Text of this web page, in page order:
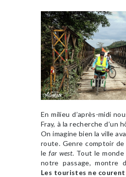
En milieu d’après-midi
Fray, à la recherche d’un
On imagine bien la ville
route. Genre comptoir de
lefar west. Tout le
notre passage, montre
Les touristes ne